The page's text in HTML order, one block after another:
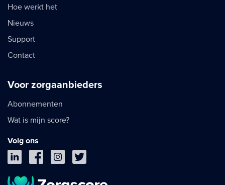
Hoe werkt het
Nieuws
Support
Contact
Voor zorgaanbieders
Abonnementen
Wat is mijn score?
Volg ons